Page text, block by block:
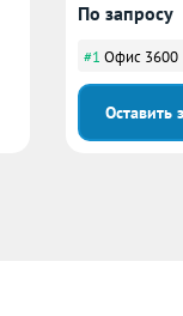
По запросу
#1 Офис 3600
Оставить